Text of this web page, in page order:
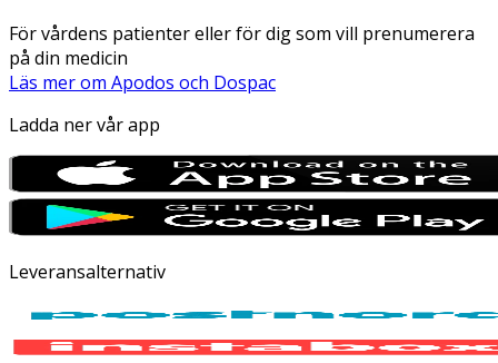
För vårdens patienter eller för dig som vill prenumerera
på din medicin
Läs mer om Apodos och Dospac
Ladda ner vår app
Leveransalternativ